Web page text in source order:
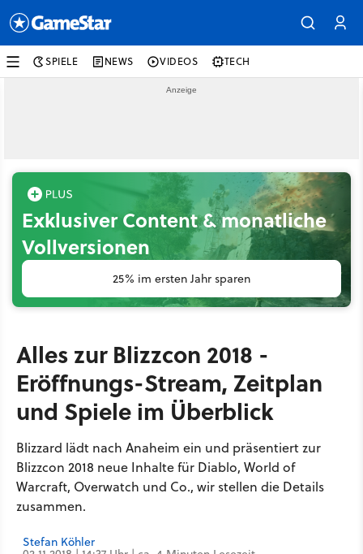
SPIELE NEWS VIDEOS TECH
Exklusiver Content & monatliche
Vollversionen
25% im ersten Jahr sparen
Alles zur Blizzcon 2018 -
Eröffnungs-Stream, Zeitplan
und Spiele im Überblick
Blizzard lädt nach Anaheim ein und präsentiert zur
Blizzcon 2018 neue Inhalte für Diablo, World of
Warcraft, Overwatch und Co., wir stellen die Details
zusammen.
Stefan Köhler